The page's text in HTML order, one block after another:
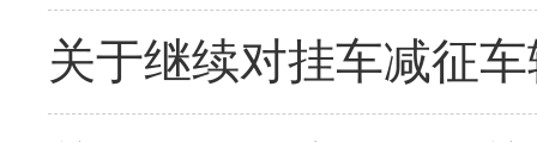
关于继续对挂车减征